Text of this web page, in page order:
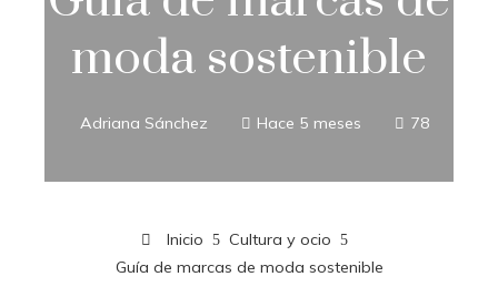
moda sostenible
Adriana Sánchez Hace 5 meses 78
Inicio
Cultura y ocio
Guía de marcas de moda sostenible